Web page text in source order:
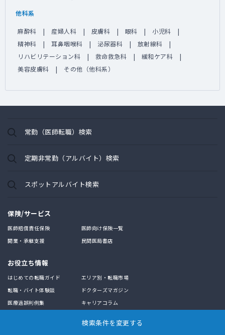
検索条件を変更する
他科系
麻酔科 産婦人科 皮膚科 眼科
小児科
精神科
耳鼻咽喉科 泌尿器科
放射線科
リハビリテーション科
救命救急科
緩和ケア科
美容皮膚科
その他（他科系）
常勤（医師転職）検索
定期非常勤（アルバイト）検索
スポットアルバイト検索
保険/サービス
医師賠償責任保険
医師向け保険一覧
開業・承継支援
民間医局書店
お役立ち情報
はじめての転職ガイド
エリア別・転職市場
転職・バイト体験談
ドクターズマガジン
医療過誤判例集
キャリアコラム